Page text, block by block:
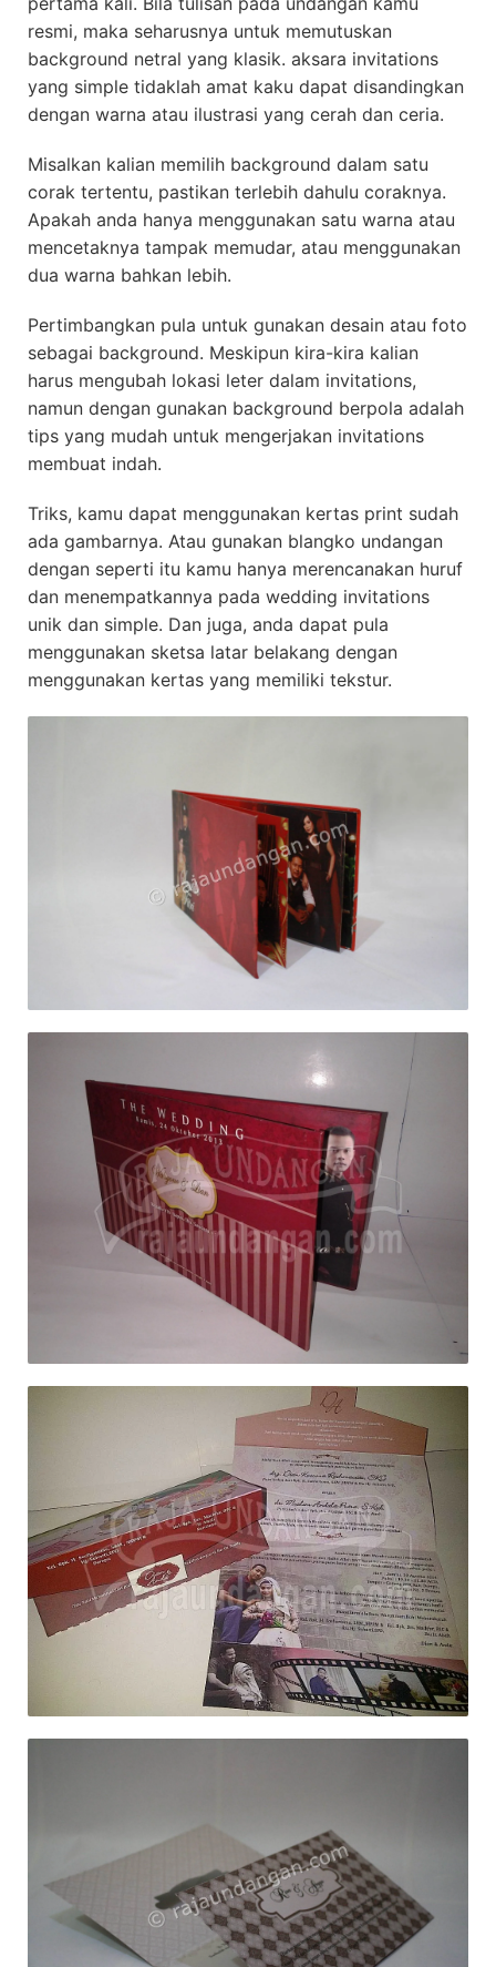
resmi, maka seharusnya untuk memutuskan
background netral yang klasik. aksara invitations
yang simple tidaklah amat kaku dapat disandingkan
dengan warna atau ilustrasi yang cerah dan ceria.
Misalkan kalian memilih background dalam satu
corak tertentu, pastikan terlebih dahulu coraknya.
Apakah anda hanya menggunakan satu warna atau
mencetaknya tampak memudar, atau menggunakan
dua warna bahkan lebih.
Pertimbangkan pula untuk gunakan desain atau foto
sebagai background. Meskipun kira-kira kalian
harus mengubah lokasi leter dalam invitations,
namun dengan gunakan background berpola adalah
tips yang mudah untuk mengerjakan invitations
membuat indah.
Triks, kamu dapat menggunakan kertas print sudah
ada gambarnya. Atau gunakan blangko undangan
dengan seperti itu kamu hanya merencanakan huruf
dan menempatkannya pada wedding invitations
unik dan simple. Dan juga, anda dapat pula
menggunakan sketsa latar belakang dengan
menggunakan kertas yang memiliki tekstur.